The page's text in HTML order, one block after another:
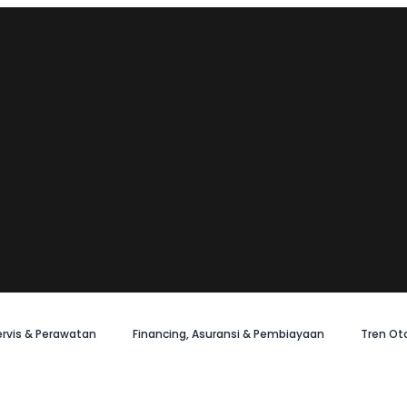
& Perawatan Financing, Asuransi & Pembiayaan Tren